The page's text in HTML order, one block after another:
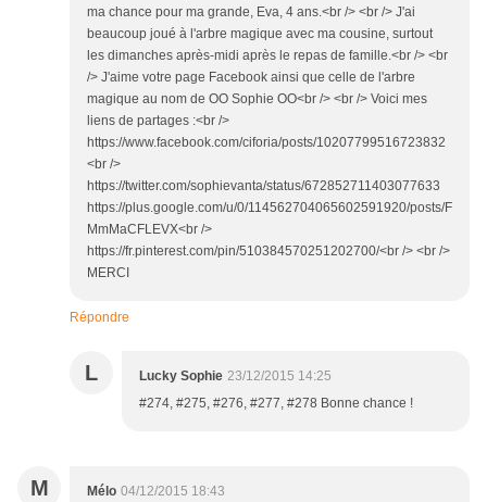
ma chance pour ma grande, Eva, 4 ans.<br /> <br /> J'ai
beaucoup joué à l'arbre magique avec ma cousine, surtout
les dimanches après-midi après le repas de famille.<br /> <br
/> J'aime votre page Facebook ainsi que celle de l'arbre
magique au nom de OO Sophie OO<br /> <br /> Voici mes
liens de partages :<br />
https://www.facebook.com/ciforia/posts/10207799516723832
<br />
https://twitter.com/sophievanta/status/672852711403077633
https://plus.google.com/u/0/114562704065602591920/posts/F
MmMaCFLEVX<br />
https://fr.pinterest.com/pin/510384570251202700/<br /> <br />
MERCI
Répondre
L Lucky Sophie 23/12/2015 14:25
#274, #275, #276, #277, #278 Bonne chance !
M Mélo 04/12/2015 18:43